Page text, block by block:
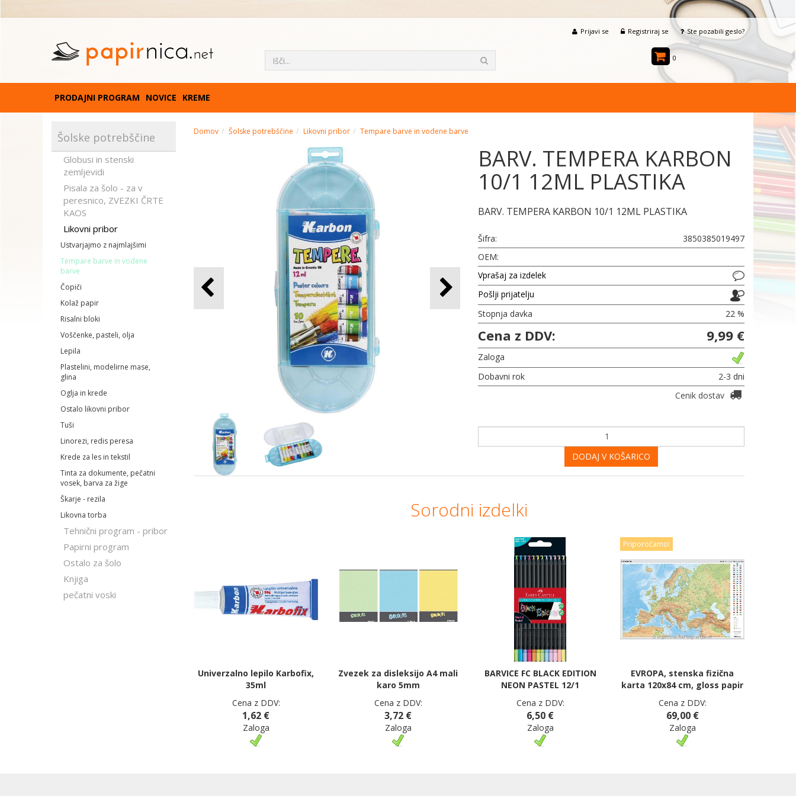
Prijavi se Registriraj se Ste pozabili geslo?
0
PRODAJNI PROGRAM NOVICE KREME
Šolske potrebščine
Globusi in stenski
zemljevidi
Pisala za šolo - za v
peresnico, ZVEZKI ČRTE
KAOS
Likovni pribor
Ustvarjajmo z najmlajšimi
Tempare barve in vodene
barve
Čopiči
Kolaž papir
Risalni bloki
Voščenke, pasteli, olja
Lepila
Plastelini, modelirne mase,
glina
Oglja in krede
Ostalo likovni pribor
Tuši
Linorezi, redis peresa
Krede za les in tekstil
Tinta za dokumente, pečatni
vosek, barva za žige
Škarje - rezila
Likovna torba
Tehnični program - pribor
Papirni program
Ostalo za šolo
Knjiga
pečatni voski
Domov Šolske potrebščine Likovni pribor Tempare barve in vodene barve
BARV. TEMPERA KARBON
10/1 12ML PLASTIKA
BARV. TEMPERA KARBON 10/1 12ML PLASTIKA
Šifra:
3850385019497
OEM:
Vprašaj za izdelek
Pošlji prijatelju
Stopnja davka
22 %
Cena z DDV: 9,99 €
Zaloga
Dobavni rok
2-3 dni
Cenik dostav
DODAJ V KOŠARICO
Sorodni izdelki
Univerzalno lepilo Karbofix,
35ml
Cena z DDV:
1,62 €
Zaloga
Zvezek za disleksijo A4 mali
karo 5mm
Cena z DDV:
3,72 €
Zaloga
BARVICE FC BLACK EDITION
NEON PASTEL 12/1
Cena z DDV:
6,50 €
Zaloga
Priporočamo!
EVROPA, stenska fizična
karta 120x84 cm, gloss papir
Cena z DDV:
69,00 €
Zaloga